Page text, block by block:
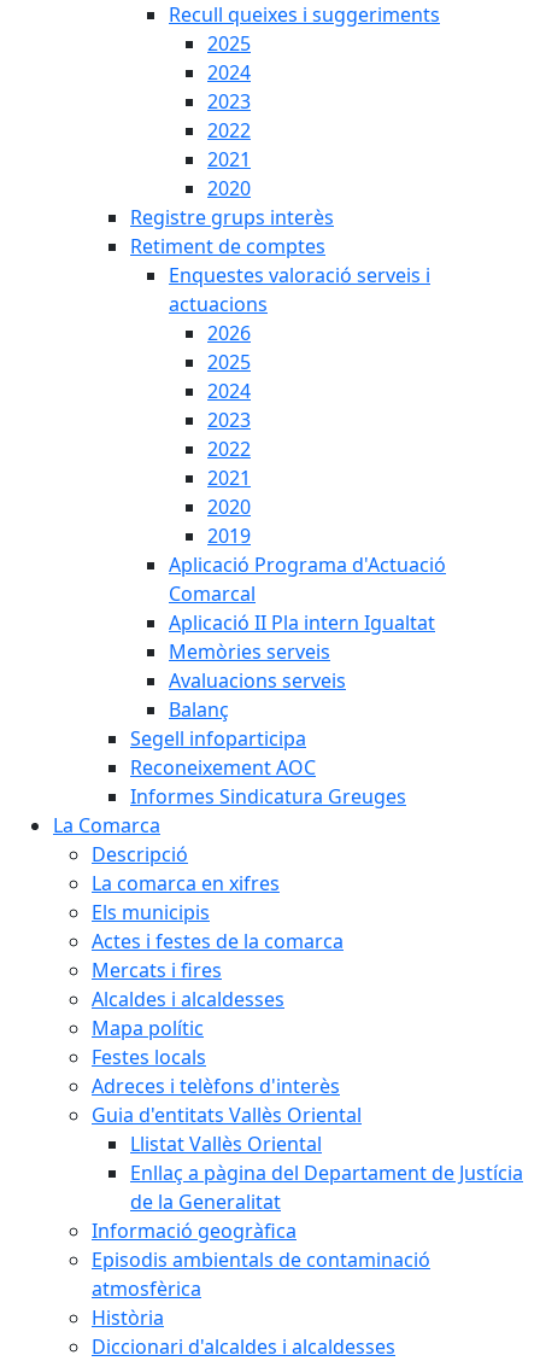
Recull queixes i suggeriments
2025
2024
2023
2022
2021
2020
Registre grups interès
Retiment de comptes
Enquestes valoració serveis i
actuacions
2026
2025
2024
2023
2022
2021
2020
2019
Aplicació Programa d'Actuació
Comarcal
Aplicació II Pla intern Igualtat
Memòries serveis
Avaluacions serveis
Balanç
Segell infoparticipa
Reconeixement AOC
Informes Sindicatura Greuges
La Comarca
Descripció
La comarca en xifres
Els municipis
Actes i festes de la comarca
Mercats i fires
Alcaldes i alcaldesses
Mapa polític
Festes locals
Adreces i telèfons d'interès
Guia d'entitats Vallès Oriental
Llistat Vallès Oriental
Enllaç a pàgina del Departament de Justícia
de la Generalitat
Informació geogràfica
Episodis ambientals de contaminació
atmosfèrica
Història
Diccionari d'alcaldes i alcaldesses